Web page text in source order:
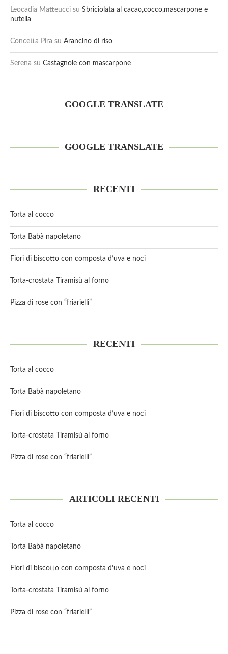
Leocadia Matteucci su Sbriciolata al cacao,cocco,mascarpone e
nutella
Concetta Pira su Arancino di riso
Serena su Castagnole con mascarpone
GOOGLE TRANSLATE
GOOGLE TRANSLATE
RECENTI
Torta al cocco
Torta Babà napoletano
Fiori di biscotto con composta d’uva e noci
Torta-crostata Tiramisù al forno
Pizza di rose con “friarielli”
RECENTI
Torta al cocco
Torta Babà napoletano
Fiori di biscotto con composta d’uva e noci
Torta-crostata Tiramisù al forno
Pizza di rose con “friarielli”
ARTICOLI RECENTI
Torta al cocco
Torta Babà napoletano
Fiori di biscotto con composta d’uva e noci
Torta-crostata Tiramisù al forno
Pizza di rose con “friarielli”